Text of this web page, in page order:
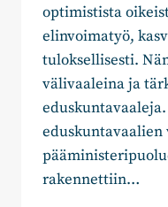
optimistista
elinvoimatyö,
tuloksellisesti.
välivaaleina ja
eduskuntavaaleja.
eduskuntavaalien
rakennettiin…